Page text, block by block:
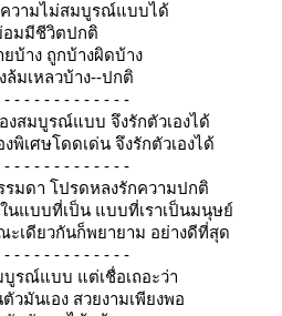
วามไม่สมบูรณ์​แบบได้
อมมีชีวิตปกติ
บ้าง ถูกบ้างผิดบ้าง
ล้มเหลวบ้าง--ปกติ
- - - - - - - - - - - - -
งสมบูรณ์​แบบ จึงรักตัวเองได้
พิเศษโดดเด่น จึงรักตัวเองได้
- - - - - - - - - - - - -
มดา โปรดหลงรักความปกติ
นแบบที่เป็น แบบที่เราเป็นมนุษ​ย์
เดียวกันก็พยายาม อย่างดีที่สุด
- - - - - - - - - - - - -
รณ์​แบบ แต่เชื่อเถอะว่า
วมันเอง สวยงามเพียงพอ